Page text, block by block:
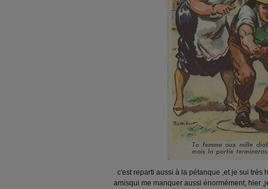
c'est reparti aussi à la pétanque ,et je sui trés
amisqui me manquer aussi énormément, hier